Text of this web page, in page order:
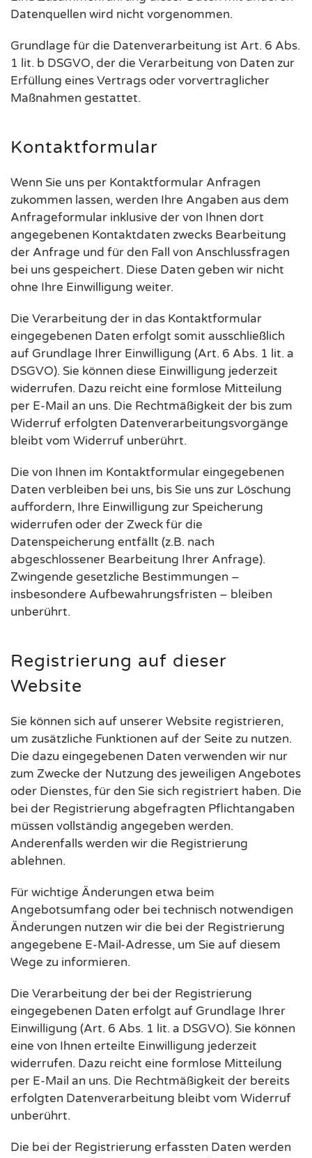
Datenquellen wird nicht vorgenommen.
Grundlage für die Datenverarbeitung ist Art. 6 Abs.
1 lit. b DSGVO, der die Verarbeitung von Daten zur
Erfüllung eines Vertrags oder vorvertraglicher
Maßnahmen gestattet.
Kontaktformular
Wenn Sie uns per Kontaktformular Anfragen
zukommen lassen, werden Ihre Angaben aus dem
Anfrageformular inklusive der von Ihnen dort
angegebenen Kontaktdaten zwecks Bearbeitung
der Anfrage und für den Fall von Anschlussfragen
bei uns gespeichert. Diese Daten geben wir nicht
ohne Ihre Einwilligung weiter.
Die Verarbeitung der in das Kontaktformular
eingegebenen Daten erfolgt somit ausschließlich
auf Grundlage Ihrer Einwilligung (Art. 6 Abs. 1 lit. a
DSGVO). Sie können diese Einwilligung jederzeit
widerrufen. Dazu reicht eine formlose Mitteilung
per E-Mail an uns. Die Rechtmäßigkeit der bis zum
Widerruf erfolgten Datenverarbeitungsvorgänge
bleibt vom Widerruf unberührt.
Die von Ihnen im Kontaktformular eingegebenen
Daten verbleiben bei uns, bis Sie uns zur Löschung
auffordern, Ihre Einwilligung zur Speicherung
widerrufen oder der Zweck für die
Datenspeicherung entfällt (z.B. nach
abgeschlossener Bearbeitung Ihrer Anfrage).
Zwingende gesetzliche Bestimmungen –
insbesondere Aufbewahrungsfristen – bleiben
unberührt.
Registrierung auf dieser
Website
Sie können sich auf unserer Website registrieren,
um zusätzliche Funktionen auf der Seite zu nutzen.
Die dazu eingegebenen Daten verwenden wir nur
zum Zwecke der Nutzung des jeweiligen Angebotes
oder Dienstes, für den Sie sich registriert haben. Die
bei der Registrierung abgefragten Pflichtangaben
müssen vollständig angegeben werden.
Anderenfalls werden wir die Registrierung
ablehnen.
Für wichtige Änderungen etwa beim
Angebotsumfang oder bei technisch notwendigen
Änderungen nutzen wir die bei der Registrierung
angegebene E-Mail-Adresse, um Sie auf diesem
Wege zu informieren.
Die Verarbeitung der bei der Registrierung
eingegebenen Daten erfolgt auf Grundlage Ihrer
Einwilligung (Art. 6 Abs. 1 lit. a DSGVO). Sie können
eine von Ihnen erteilte Einwilligung jederzeit
widerrufen. Dazu reicht eine formlose Mitteilung
per E-Mail an uns. Die Rechtmäßigkeit der bereits
erfolgten Datenverarbeitung bleibt vom Widerruf
unberührt.
Die bei der Registrierung erfassten Daten werden